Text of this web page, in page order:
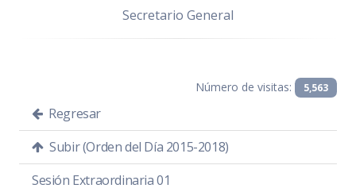
Secretario General
Número de visitas: 5,563
Regresar
Subir (Orden del Día 2015-2018)
Sesión Extraordinaria 01